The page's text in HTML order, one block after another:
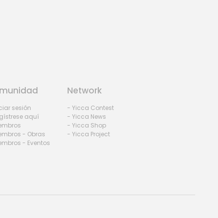
sesión
aquí
- Obras
- Eventos
Network
- Yicca Contest
- Yicca News
- Yicca Shop
- Yicca Project